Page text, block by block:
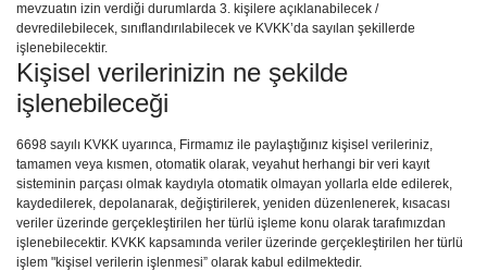
mevzuatın izin verdiği durumlarda 3. kişilere açıklanabilecek /
devredilebilecek, sınıflandırılabilecek ve KVKK’da sayılan şekillerde
işlenebilecektir.
Kişisel verilerinizin ne şekilde
işlenebileceği
6698 sayılı KVKK uyarınca, Firmamız ile paylaştığınız kişisel verileriniz,
tamamen veya kısmen, otomatik olarak, veyahut herhangi bir veri kayıt
sisteminin parçası olmak kaydıyla otomatik olmayan yollarla elde edilerek,
kaydedilerek, depolanarak, değiştirilerek, yeniden düzenlenerek, kısacası
veriler üzerinde gerçekleştirilen her türlü işleme konu olarak tarafımızdan
işlenebilecektir. KVKK kapsamında veriler üzerinde gerçekleştirilen her türlü
işlem "kişisel verilerin işlenmesi” olarak kabul edilmektedir.